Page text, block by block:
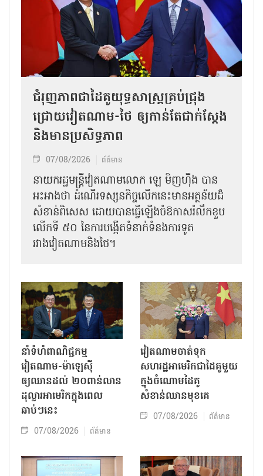
ជំរុញភាពជាដៃគូយុទ្ធសាស្ត្រគ្រប់ជ្រុង
ជ្រោយវៀតណាម-ថៃ ឲ្យកាន់តែជាក់ស្ដែង
និងមានប្រសិទ្ធភាព
07/08/2026 ព័ត៌មាន
នាយករដ្ឋមន្ត្រីវៀតណាមលោក ឡេ មិញហ៊ឹង បាន
អះអាងថា ដំណើរទស្សនកិច្ចលើកនេះមានអត្ថន័យដ៏
សំខាន់ពិសេស ដោយបានធ្វើឡើងចំឱកាសរំលឹកខួប
លើកទី ៥០ នៃការបង្កើតទំនាក់ទំនងការទូត
រវាងវៀតណាមនិងថៃ។
នាំទំហំពាណិជ្ជកម្ម
វៀតណាម-ម៉ាឡេស៊ី
ឲ្យឈានដល់ ២០ពាន់លាន
ដុល្លារអាមេរិកក្នុងពេល
ឆាប់ៗនេះ
07/08/2026 ព័ត៌មាន
វៀតណាមចាត់ទុក
សហរដ្ឋអាមេរិកជាដៃគូមួយ
ក្នុងចំណោមដៃគូ
សំខាន់ឈានមុខគេ
07/08/2026 ព័ត៌មាន